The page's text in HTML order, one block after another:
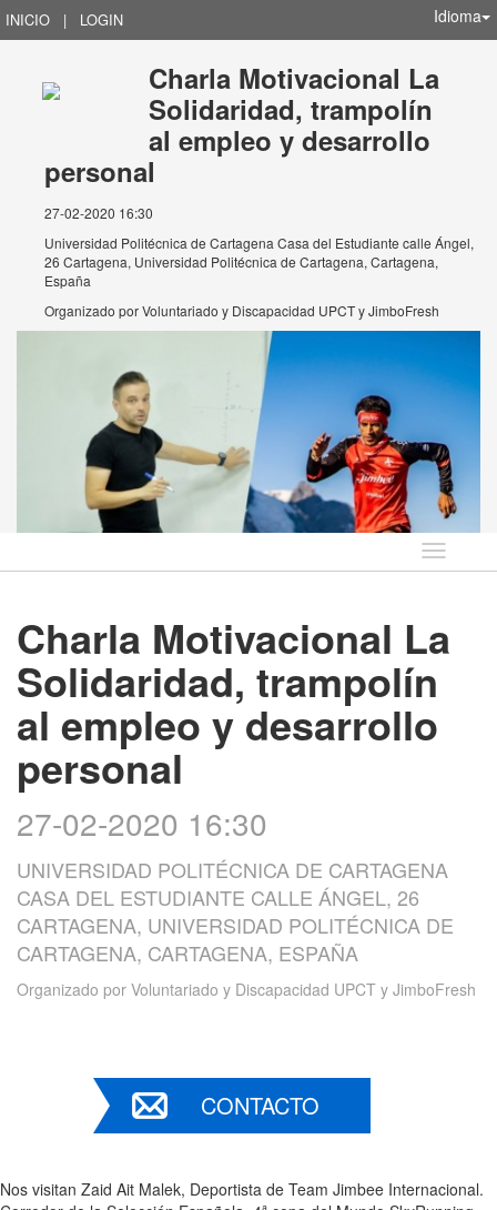
INICIO | LOGIN Idioma
Charla Motivacional La
Solidaridad, trampolín
al empleo y desarrollo
personal
27-02-2020 16:30
Universidad Politécnica de Cartagena Casa del Estudiante calle Ángel,
26 Cartagena, Universidad Politécnica de Cartagena, Cartagena,
España
Organizado porVoluntariado y Discapacidad UPCT y JimboFresh
Idioma
Charla Motivacional La
Solidaridad, trampolín
al empleo y desarrollo
personal
27-02-2020 16:30
UNIVERSIDAD POLITÉCNICA DE CARTAGENA
CASA DEL ESTUDIANTE CALLE ÁNGEL, 26
CARTAGENA, UNIVERSIDAD POLITÉCNICA DE
CARTAGENA, CARTAGENA, ESPAÑA
Organizado por Voluntariado y Discapacidad UPCT y JimboFresh
CONTACTO
Nos visitan Zaid Ait Malek, Deportista de Team Jimbee Internacional.